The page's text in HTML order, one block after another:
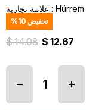
علامة تجارية :
%10 تخفيض
$ 14.08 $ 12.67